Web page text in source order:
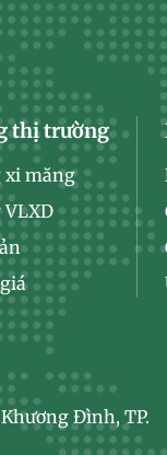
thị trường
xi măng
Đình, TP.